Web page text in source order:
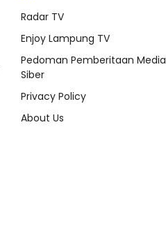
Radar TV
Enjoy Lampung TV
Pedoman Pemberitaan Media
Siber
Privacy Policy
About Us